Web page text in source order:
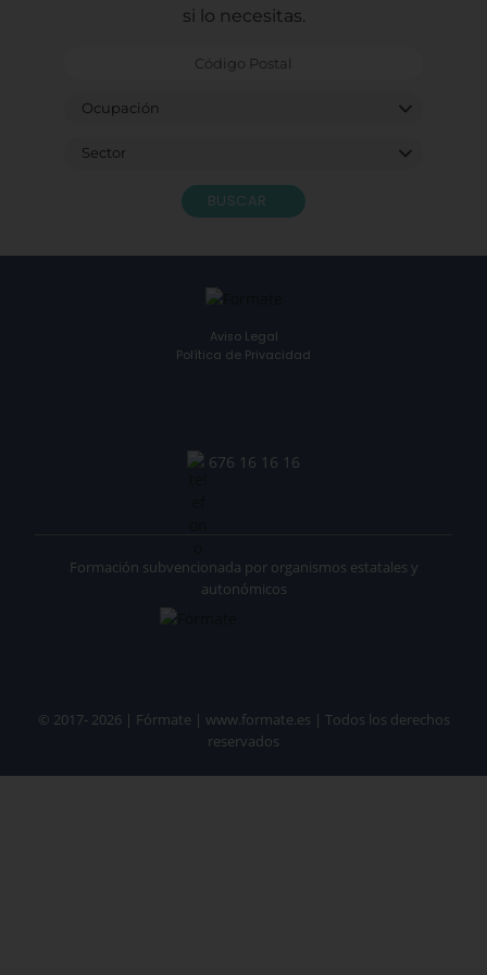
si lo necesitas.
BUSCAR
Aviso Legal
Política de Privacidad
676 16 16 16
© 2017- 2026 | Fórmate | www.formate.es | Todos los derechos
reservados
Formación subvencionada por organismos estatales y
autonómicos